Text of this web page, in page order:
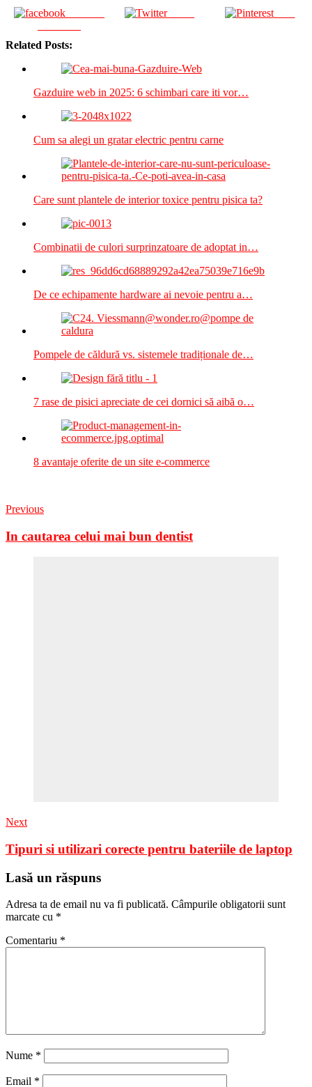
Tweet Save
Related Posts:
Gazduire web in 2025: 6 schimbari care iti vor…
Cum sa alegi un gratar electric pentru carne
Care sunt plantele de interior toxice pentru pisica ta?
Combinatii de culori surprinzatoare de adoptat in…
De ce echipamente hardware ai nevoie pentru a…
Pompele de căldură vs. sistemele tradiționale de…
7 rase de pisici apreciate de cei dornici să aibă o…
8 avantaje oferite de un site e-commerce
Previous
In cautarea celui mai bun dentist
Next
Tipuri si utilizari corecte pentru bateriile de laptop
Lasă un răspuns
Adresa ta de email nu va fi publicată. Câmpurile obligatorii sunt
marcate cu *
Comentariu *
Nume *
Email *